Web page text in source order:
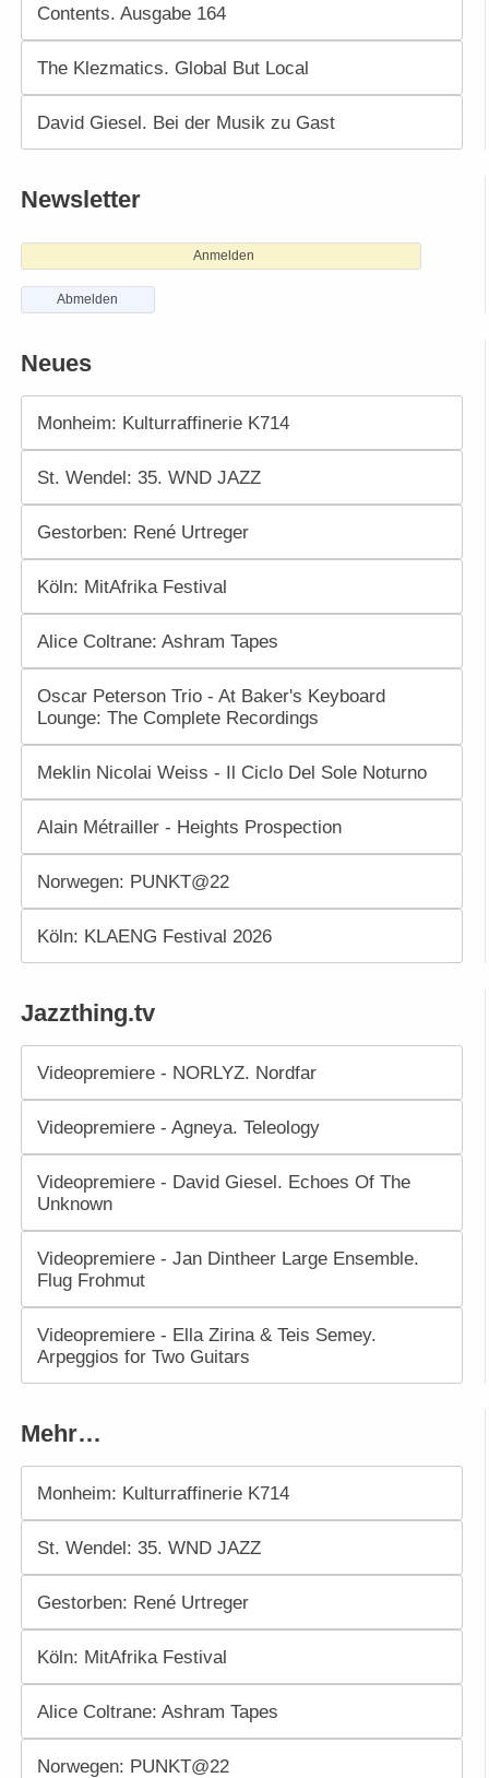
Contents. Ausgabe 164
The Klezmatics. Global But Local
David Giesel. Bei der Musik zu Gast
Newsletter
Anmelden
Abmelden
Neues
Monheim: Kulturraffinerie K714
St. Wendel: 35. WND JAZZ
Gestorben: René Urtreger
Köln: MitAfrika Festival
Alice Coltrane: Ashram Tapes
Oscar Peterson Trio - At Baker's Keyboard
Lounge: The Complete Recordings
Meklin Nicolai Weiss - Il Ciclo Del Sole Noturno
Alain Métrailler - Heights Prospection
Norwegen: PUNKT@22
Köln: KLAENG Festival 2026
Jazzthing.tv
Videopremiere - NORLYZ. Nordfar
Videopremiere - Agneya. Teleology
Videopremiere - David Giesel. Echoes Of The
Unknown
Videopremiere - Jan Dintheer Large Ensemble.
Flug Frohmut
Videopremiere - Ella Zirina & Teis Semey.
Arpeggios for Two Guitars
Mehr…
Monheim: Kulturraffinerie K714
St. Wendel: 35. WND JAZZ
Gestorben: René Urtreger
Köln: MitAfrika Festival
Alice Coltrane: Ashram Tapes
Norwegen: PUNKT@22